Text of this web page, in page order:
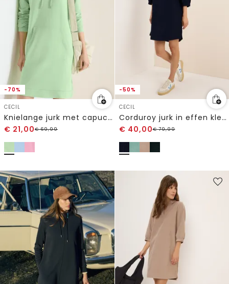
-70%
CECIL
Knielange jurk met capuchon
€ 21,00€69,99
-50%
CECIL
Corduroy jurk in effen kleur
€ 40,00€79,99